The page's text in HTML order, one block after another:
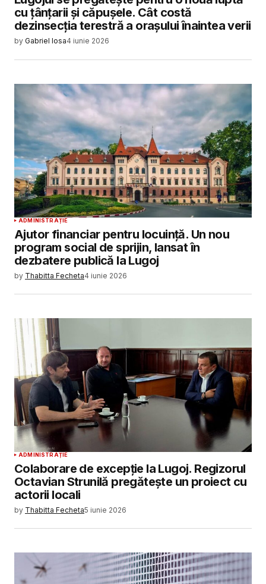
cu țânțarii și căpușele. Cât costă
dezinsecția terestră a orașului înaintea verii
by Gabriel Iosa4 iunie 2026
ADMINISTRAȚIE
Ajutor financiar pentru locuință. Un nou
program social de sprijin, lansat în
dezbatere publică la Lugoj
by Thabitta Fecheta4 iunie 2026
ADMINISTRAȚIE
Colaborare de excepție la Lugoj. Regizorul
Octavian Strunilă pregătește un proiect cu
actorii locali
by Thabitta Fecheta5 iunie 2026